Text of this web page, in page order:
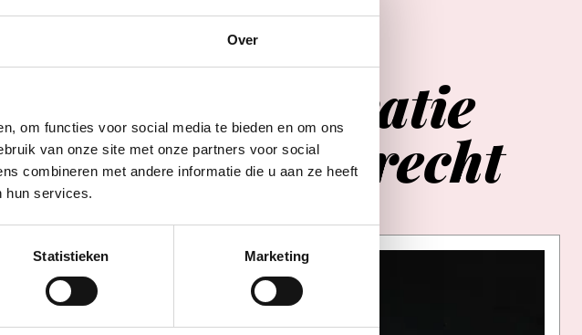
Over
om functies voor social media te bieden en om ons
van onze site met onze partners voor social
combineren met andere informatie die u aan ze heeft
hun services.
Statistieken Marketing
Agenda
Meerinspiratie
inUtrecht